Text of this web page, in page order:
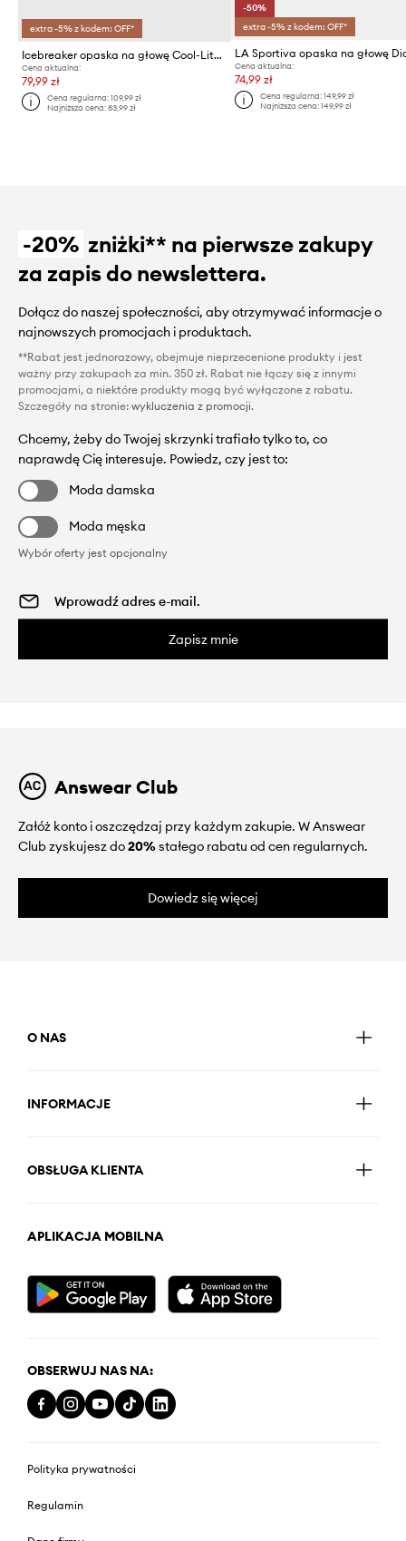
extra -5% z kodem: OFF*
Icebreaker opaska na głowę Cool-Lite Merino Flexi
Cena aktualna:
79,99 zł
Cena regularna:109,99 zł
Najniższa cena:83,99 zł
-50%
extra -5% z kodem: OFF*
Cena aktualna:
74,99 zł
Cena regularna: 149,99 zł
Najniższa cena: 149,99 zł
-20% zniżki** na pierwsze zakupy
za zapis do newslettera.
Dołącz do naszej społeczności, aby otrzymywać informacje o
najnowszych promocjach i produktach.
**Rabat jest jednorazowy, obejmuje nieprzecenione produkty i jest
ważny przy zakupach za min. 350 zł. Rabat nie łączy się z innymi
promocjami, a niektóre produkty mogą być wyłączone z rabatu.
Szczegóły na stronie: wykluczenia z promocji.
Chcemy, żeby do Twojej skrzynki trafiało tylko to, co
naprawdę Cię interesuje. Powiedz, czy jest to:
Moda damska
Moda męska
Wybór oferty jest opcjonalny
Zapisz mnie
Answear Club
Załóż konto i oszczędzaj przy każdym zakupie. W Answear
Club zyskujesz do20%stałego rabatu od cen regularnych.
Dowiedz się więcej
O NAS
INFORMACJE
OBSŁUGA KLIENTA
APLIKACJA MOBILNA
OBSERWUJ NAS NA:
Polityka prywatności
Regulamin